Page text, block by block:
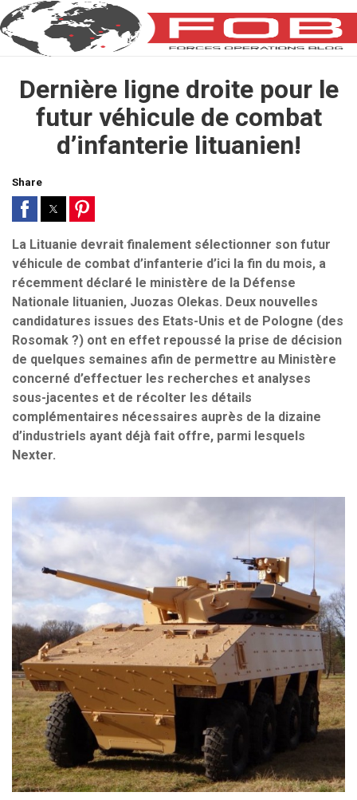
Dernière ligne droite pour le
futur véhicule de combat
d’infanterie lituanien!
Share
La Lituanie devrait finalement sélectionner son futur
véhicule de combat d’infanterie d’ici la fin du mois, a
récemment déclaré le ministère de la Défense
Nationale lituanien, Juozas Olekas. Deux nouvelles
candidatures issues des Etats-Unis et de Pologne (des
Rosomak ?) ont en effet repoussé la prise de décision
de quelques semaines afin de permettre au Ministère
concerné d’effectuer les recherches et analyses
sous-jacentes et de récolter les détails
complémentaires nécessaires auprès de la dizaine
d’industriels ayant déjà fait offre, parmi lesquels
Nexter.